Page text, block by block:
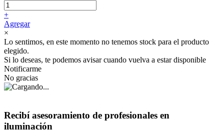
+
Agregar
×
Lo sentimos, en este momento no tenemos stock para el producto
elegido.
Si lo deseas, te podemos avisar cuando vuelva a estar disponible
Notificarme
No gracias
Recibí asesoramiento de profesionales en
iluminación